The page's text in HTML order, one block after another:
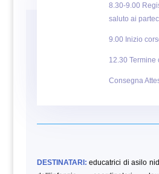
8.30-9.00
saluto ai
9.00 Inizio
12.30 Termine
Consegna
DESTINATARI: educatrici di asilo